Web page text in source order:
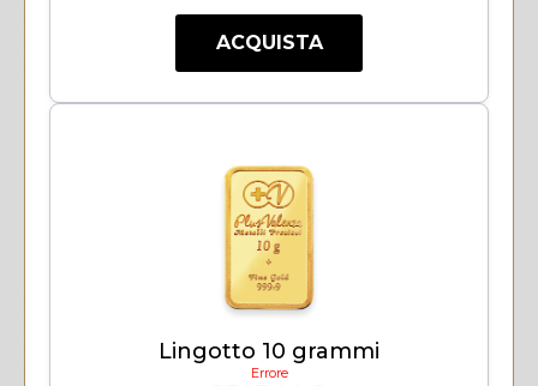
ACQUISTA
Lingotto 10 grammi
Errore